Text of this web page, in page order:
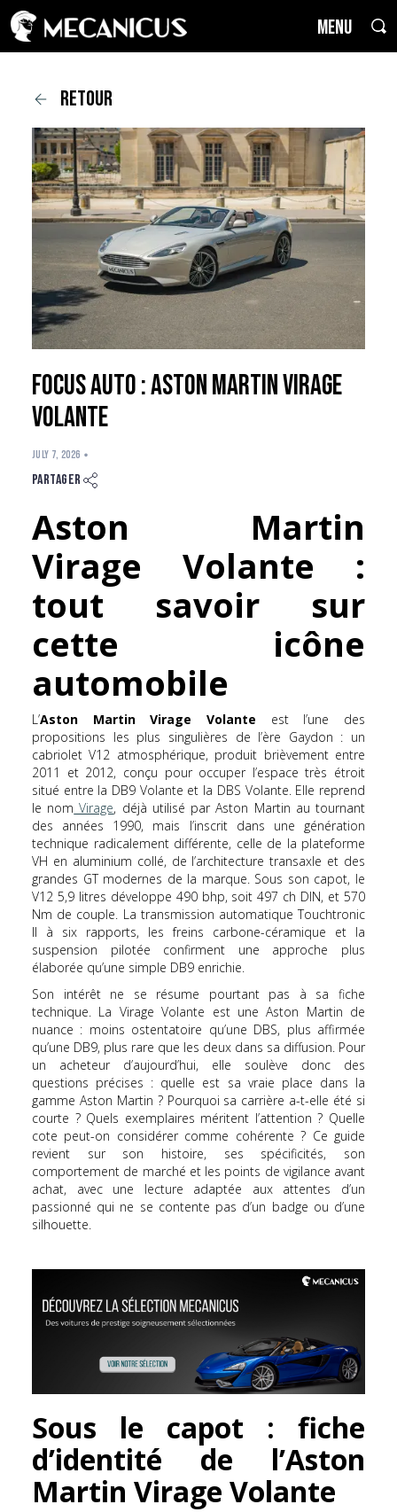
MENU
retour
Focus Auto : Aston Martin Virage
Volante
JULY 7, 2026
Partager
Aston Martin
Virage Volante :
tout savoir sur
cette icône
automobile
L’Aston Martin Virage Volante est l’une des
propositions les plus singulières de l’ère Gaydon : un
cabriolet V12 atmosphérique, produit brièvement entre
2011 et 2012, conçu pour occuper l’espace très étroit
situé entre la DB9 Volante et la DBS Volante. Elle reprend
le nom Virage, déjà utilisé par Aston Martin au tournant
des années 1990, mais l’inscrit dans une génération
technique radicalement différente, celle de la plateforme
VH en aluminium collé, de l’architecture transaxle et des
grandes GT modernes de la marque. Sous son capot, le
V12 5,9 litres développe 490 bhp, soit 497 ch DIN, et 570
Nm de couple. La transmission automatique Touchtronic
II à six rapports, les freins carbone-céramique et la
suspension pilotée confirment une approche plus
élaborée qu’une simple DB9 enrichie.
Son intérêt ne se résume pourtant pas à sa fiche
technique. La Virage Volante est une Aston Martin de
nuance : moins ostentatoire qu’une DBS, plus affirmée
qu’une DB9, plus rare que les deux dans sa diffusion. Pour
un acheteur d’aujourd’hui, elle soulève donc des
questions précises : quelle est sa vraie place dans la
gamme Aston Martin ? Pourquoi sa carrière a-t-elle été si
courte ? Quels exemplaires méritent l’attention ? Quelle
cote peut-on considérer comme cohérente ? Ce guide
revient sur son histoire, ses spécificités, son
comportement de marché et les points de vigilance avant
achat, avec une lecture adaptée aux attentes d’un
passionné qui ne se contente pas d’un badge ou d’une
silhouette.
Sous le capot : fiche
d’identité de l’Aston
Martin Virage Volante